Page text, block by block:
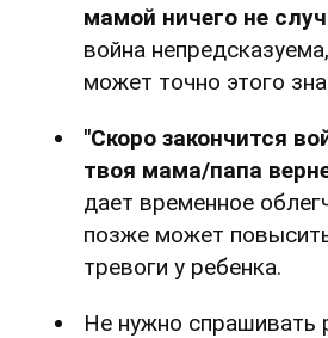
мамой ничего не
война
может точно этого
"Скоро закончится
твоя мама/папа
дает временное
позже может
тревоги у ребенка.
Не нужно спрашивать